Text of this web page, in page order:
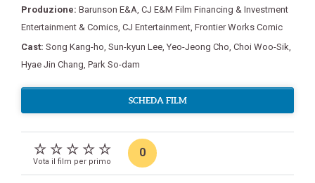
Produzione: Barunson E&A CJ E&M Film Financing & Investment
Entertainment & Comics CJ Entertainment Frontier Works Comic
Cast: Song Kang-ho Sun-kyun Lee Yeo-Jeong Cho Choi Woo-Sik
Hyae Jin Chang Park So-dam
SCHEDA FILM
Vota il film per primo
0